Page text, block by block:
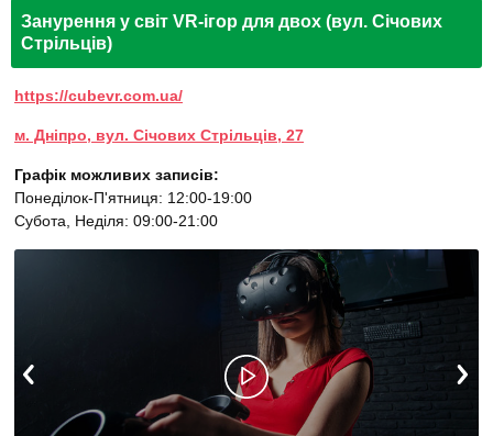
Занурення у світ VR-ігор для двох (вул. Січових
Стрільців)
https://cubevr.com.ua/
м. Дніпро, вул. Січових Стрільців, 27
Графік можливих записів:
Понеділок-П'ятниця: 12:00-19:00
Субота, Неділя: 09:00-21:00